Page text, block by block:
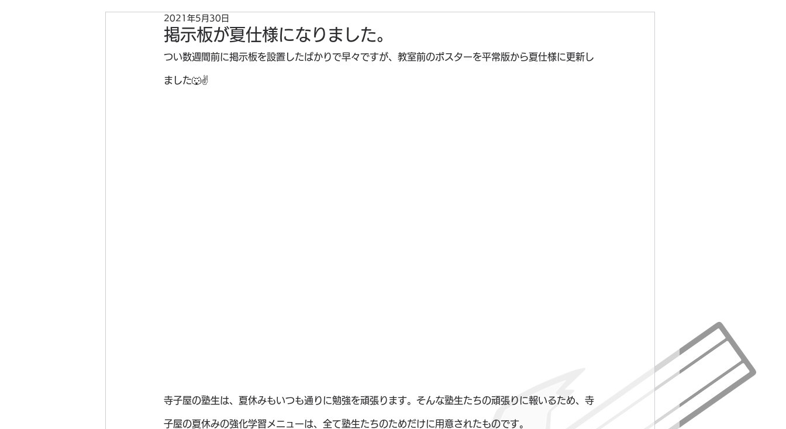
掲示板が夏仕様になりました。
2021年5月30日
つい数週間前に掲示板を設置したばかりで早々ですが、教室前のポスターを平常版から夏仕様に更新し
ました🐺✌️
寺子屋の塾生は、夏休みもいつも通りに勉強を頑張ります。そんな塾生たちの頑張りに報いるため、寺
子屋の夏休みの強化学習メニューは、全て塾生たちのためだけに用意されたものです。